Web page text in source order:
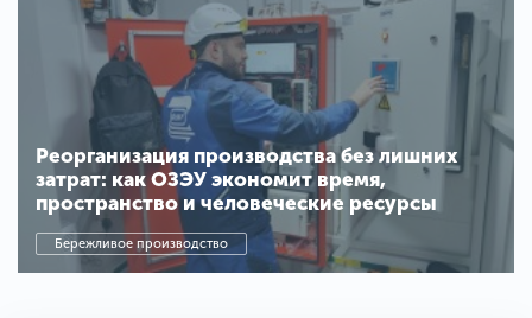
Реорганизация производства без лишних
затрат: как ОЗЭУ экономит время,
пространство и человеческие ресурсы
Бережливое производство